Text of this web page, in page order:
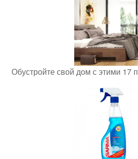
Обустройте свой дом с этими 17